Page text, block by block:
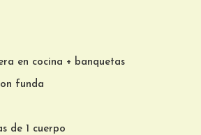
en cocina + banquetas
funda
de 1 cuerpo